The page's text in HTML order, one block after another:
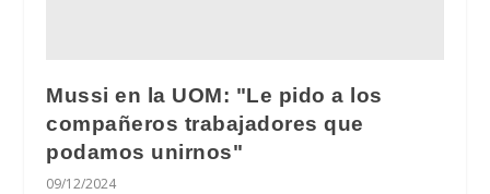
Mussi en la UOM: "Le pido a los
compañeros trabajadores que
podamos unirnos"
09/12/2024